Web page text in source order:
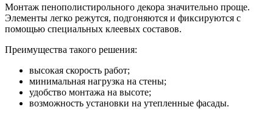
Монтаж пенополистирольного декора значительно проще.
Элементы легко режутся, подгоняются и фиксируются с
помощью специальных клеевых составов.
Преимущества такого решения:
высокая скорость работ;
минимальная нагрузка на стены;
удобство монтажа на высоте;
возможность установки на утепленные фасады.